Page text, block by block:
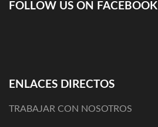
FOLLOW US ON FACEBOOK
ENLACES DIRECTOS
TRABAJAR CON NOSOTROS